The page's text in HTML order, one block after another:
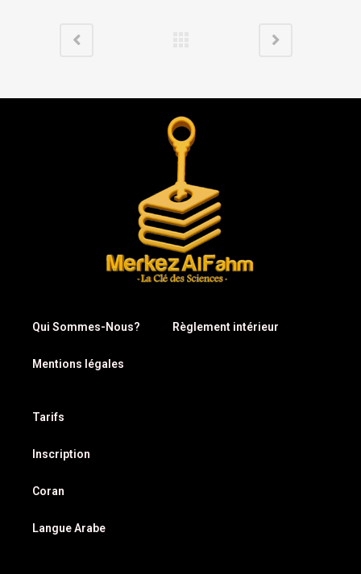
Qui Sommes-Nous? Règlement intérieur
Mentions légales
Tarifs
Inscription
Coran
Langue Arabe